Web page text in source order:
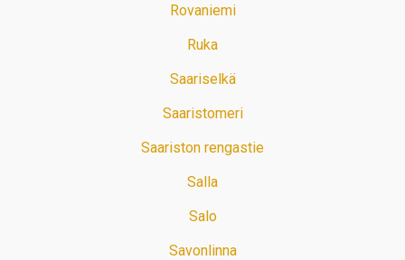
Rovaniemi
Ruka
Saariselkä
Saaristomeri
Saariston rengastie
Salla
Salo
Savonlinna